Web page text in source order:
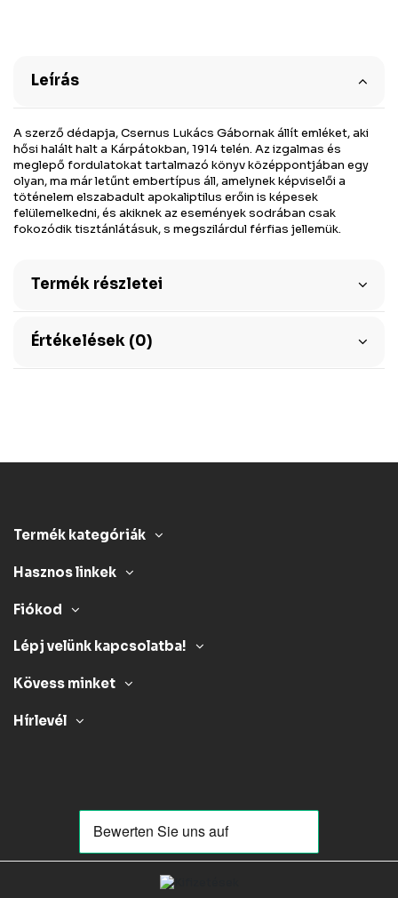
Leírás
A szerző dédapja, Csernus Lukács Gábornak állít emléket, aki
hősi halált halt a Kárpátokban, 1914 telén. Az izgalmas és
meglepő fordulatokat tartalmazó könyv középpontjában egy
olyan, ma már letűnt embertípus áll, amelynek képviselői a
töténelem elszabadult apokaliptilus erőin is képesek
felülemelkedni, és akiknek az események sodrában csak
fokozódik tisztánlátásuk, s megszilárdul férfias jellemük.
Termék részletei
Értékelések (0)
Termék kategóriák
Hasznos linkek
Fiókod
Lépj velünk kapcsolatba!
Kövess minket
Hírlevél